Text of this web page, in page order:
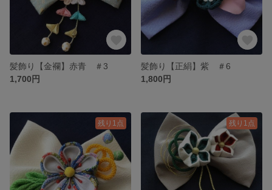
髪飾り【金襴】赤青 ＃3
1,700円
髪飾り【正絹】紫 ＃6
1,800円
残り1点 残り1点